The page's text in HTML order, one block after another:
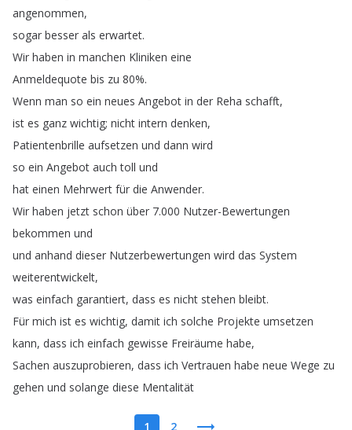
angenommen,
sogar besser als erwartet.
Wir haben in manchen Kliniken eine
Anmeldequote bis zu 80%.
Wenn man so ein neues Angebot in der Reha schafft,
ist es ganz wichtig; nicht intern denken,
Patientenbrille aufsetzen und dann wird
so ein Angebot auch toll und
hat einen Mehrwert für die Anwender.
Wir haben jetzt schon über 7.000 Nutzer-Bewertungen
bekommen und
und anhand dieser Nutzerbewertungen wird das System
weiterentwickelt,
was einfach garantiert, dass es nicht stehen bleibt.
Für mich ist es wichtig, damit ich solche Projekte umsetzen
kann, dass ich einfach gewisse Freiräume habe,
Sachen auszuprobieren, dass ich Vertrauen habe neue Wege zu
gehen und solange diese Mentalität
1 2